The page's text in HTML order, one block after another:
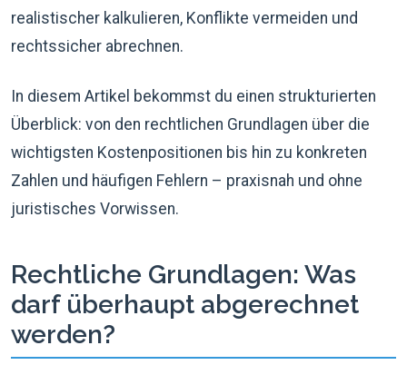
realistischer kalkulieren, Konflikte vermeiden und
rechtssicher abrechnen.
In diesem Artikel bekommst du einen strukturierten
Überblick: von den rechtlichen Grundlagen über die
wichtigsten Kostenpositionen bis hin zu konkreten
Zahlen und häufigen Fehlern – praxisnah und ohne
juristisches Vorwissen.
Rechtliche Grundlagen: Was
darf überhaupt abgerechnet
werden?